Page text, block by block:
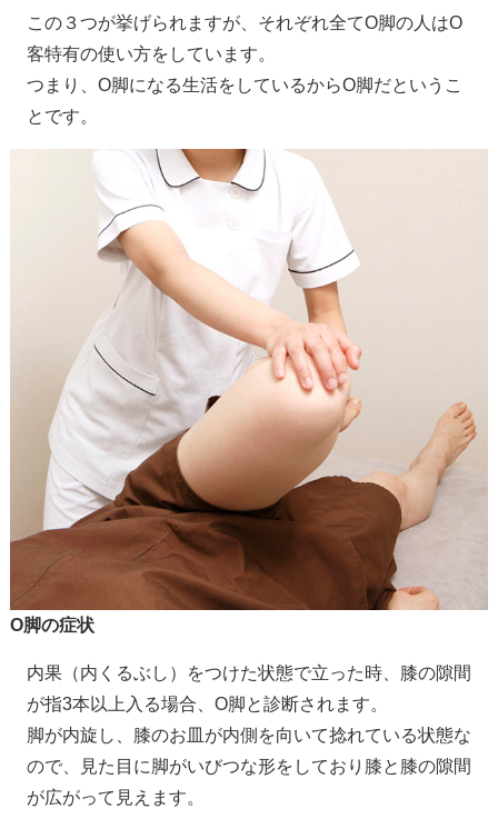
この３つが挙げられますが、それぞれ全てO脚の人はO
客特有の使い方をしています。
つまり、O脚になる生活をしているからO脚だというこ
とです。
O脚の症状
内果（内くるぶし）をつけた状態で立った時、膝の隙間
が指3本以上入る場合、O脚と診断されます。
脚が内旋し、膝のお皿が内側を向いて捻れている状態な
ので、見た目に脚がいびつな形をしており膝と膝の隙間
が広がって見えます。